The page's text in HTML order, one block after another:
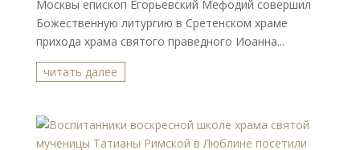
Москвы епископ Егорьевский Мефодий совершил
Божественную литургию в Сретенском храме
прихода храма святого праведного Иоанна...
читать далее